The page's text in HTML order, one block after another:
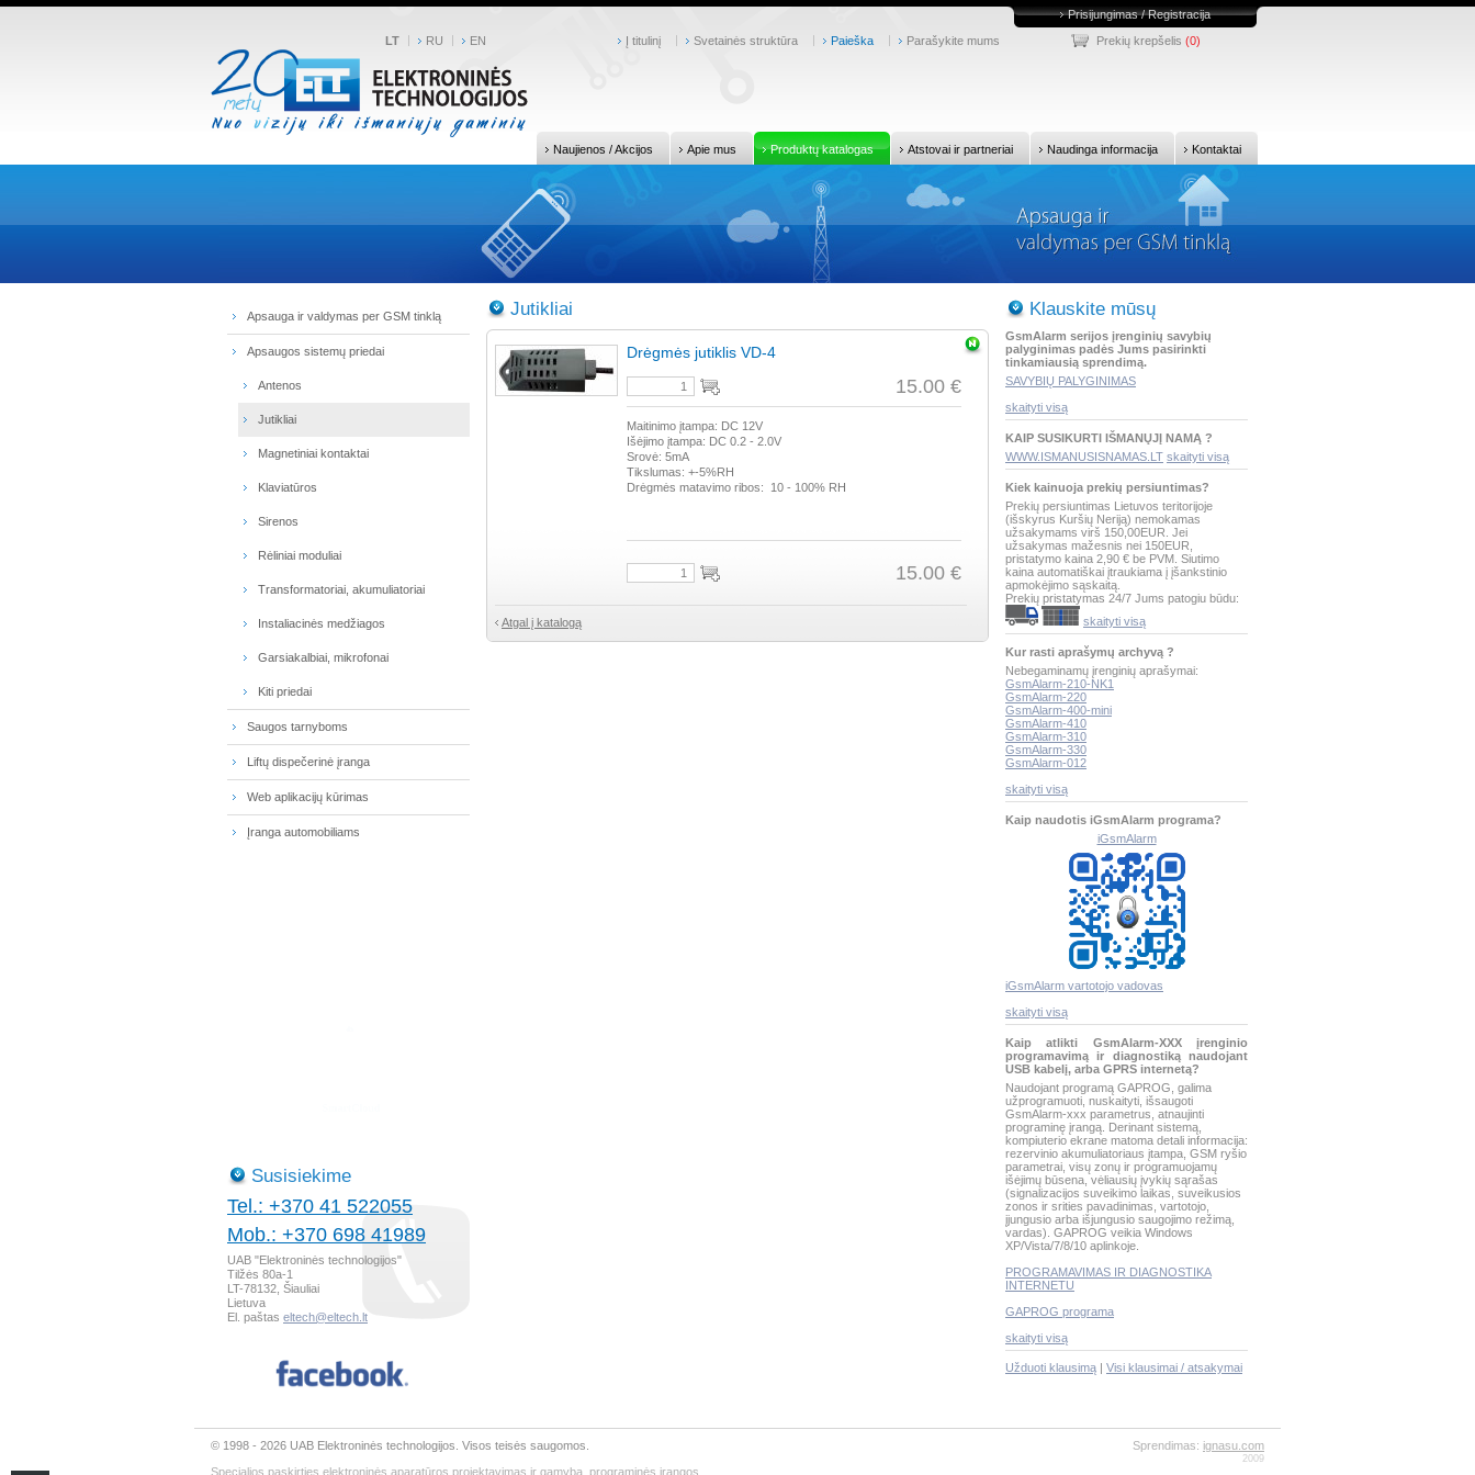
Prisijungimas / Registracija
LT
RU EN Į titulinį Svetainės struktūra Paieška Parašykite mums Prekių krepšelis (0)
Naujienos / Akcijos Apie mus Produktų katalogas Atstovai ir partneriai Naudinga informacija Kontaktai
Apsauga ir valdymas per GSM tinklą
Apsaugos sistemų priedai
Antenos
Jutikliai
Magnetiniai kontaktai
Klaviatūros
Sirenos
Rėliniai moduliai
Transformatoriai, akumuliatoriai
Instaliacinės medžiagos
Garsiakalbiai, mikrofonai
Kiti priedai
Saugos tarnyboms
Liftų dispečerinė įranga
Web aplikacijų kūrimas
Įranga automobiliams
Jutikliai
Drėgmės jutiklis VD-4
15.00 €
Maitinimo įtampa: DC 12V
Išėjimo įtampa: DC 0.2 - 2.0V
Srovė: 5mA
Tikslumas: +-5%RH
Drėgmės matavimo ribos: 10 - 100% RH
15.00 €
Atgal į katalogą
Klauskite mūsų
GsmAlarm serijos įrenginių savybių
palyginimas padės Jums pasirinkti
tinkamiausią sprendimą.
SAVYBIŲ PALYGINIMAS
skaityti visą
KAIP SUSIKURTI IŠMANŲJĮ NAMĄ ?
WWW.ISMANUSISNAMAS.LT skaityti visą
Kiek kainuoja prekių persiuntimas?
Prekių persiuntimas Lietuvos teritorijoje
(išskyrus Kuršių Neriją) nemokamas
užsakymams virš 150,00EUR. Jei
užsakymas mažesnis nei 150EUR,
pristatymo kaina 2,90 € be PVM. Siutimo
kaina automatiškai įtraukiama į įšankstinio
apmokėjimo sąskaitą.
Prekių pristatymas 24/7 Jums patogiu būdu:
skaityti visą
Kur rasti aprašymų archyvą ?
Nebegaminamų įrenginių aprašymai:
GsmAlarm-210-NK1
GsmAlarm-220
GsmAlarm-400-mini
GsmAlarm-410
GsmAlarm-310
GsmAlarm-330
GsmAlarm-012
skaityti visą
Kaip naudotis iGsmAlarm programa?
iGsmAlarm
iGsmAlarm vartotojo vadovas
skaityti visą
Kaip atlikti GsmAlarm-XXX įrenginio
programavimą ir diagnostiką naudojant
USB kabelį, arba GPRS internetą?
Naudojant programą GAPROG, galima
užprogramuoti, nuskaityti, išsaugoti
GsmAlarm-xxx parametrus, atnaujinti
programinę įrangą. Derinant sistemą,
kompiuterio ekrane matoma detali informacija:
rezervinio akumuliatoriaus įtampa, GSM ryšio
parametrai, visų zonų ir programuojamų
išėjimų būsena, vėliausių įvykių sąrašas
(signalizacijos suveikimo laikas, suveikusios
zonos ir srities pavadinimas, vartotojo,
įjungusio arba išjungusio saugojimo režimą,
vardas). GAPROG veikia Windows
XP/Vista/7/8/10 aplinkoje.
PROGRAMAVIMAS IR DIAGNOSTIKA
INTERNETU
GAPROG programa
skaityti visą
Užduoti klausimą | Visi klausimai / atsakymai
Susisiekime
Tel.: +370 41 522055
Mob.: +370 698 41989
UAB "Elektroninės technologijos"
Tilžės 80a-1
LT-78132, Šiauliai
Lietuva
El. paštas eltech@eltech.lt
Sprendimas: ignasu.com
2009
© 1998 - 2026 UAB Elektroninės technologijos. Visos teisės saugomos.
Specialios paskirties elektroninės aparatūros projektavimas ir gamyba, programinės įrangos